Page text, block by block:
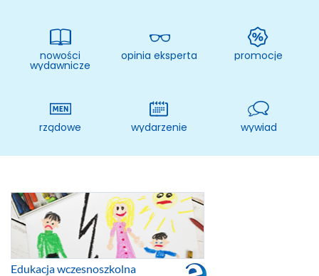
szczegóły
MAC
Dydaktyka
Aranżacje
przedszkolne
szkolne
Katalogi
oferty
edukacyjnej
zobacz
katalogi
nowości
wydawnicze
opinia eksperta promocje
rządowe wydarzenie wywiad
Edukacja wczesnoszkolna